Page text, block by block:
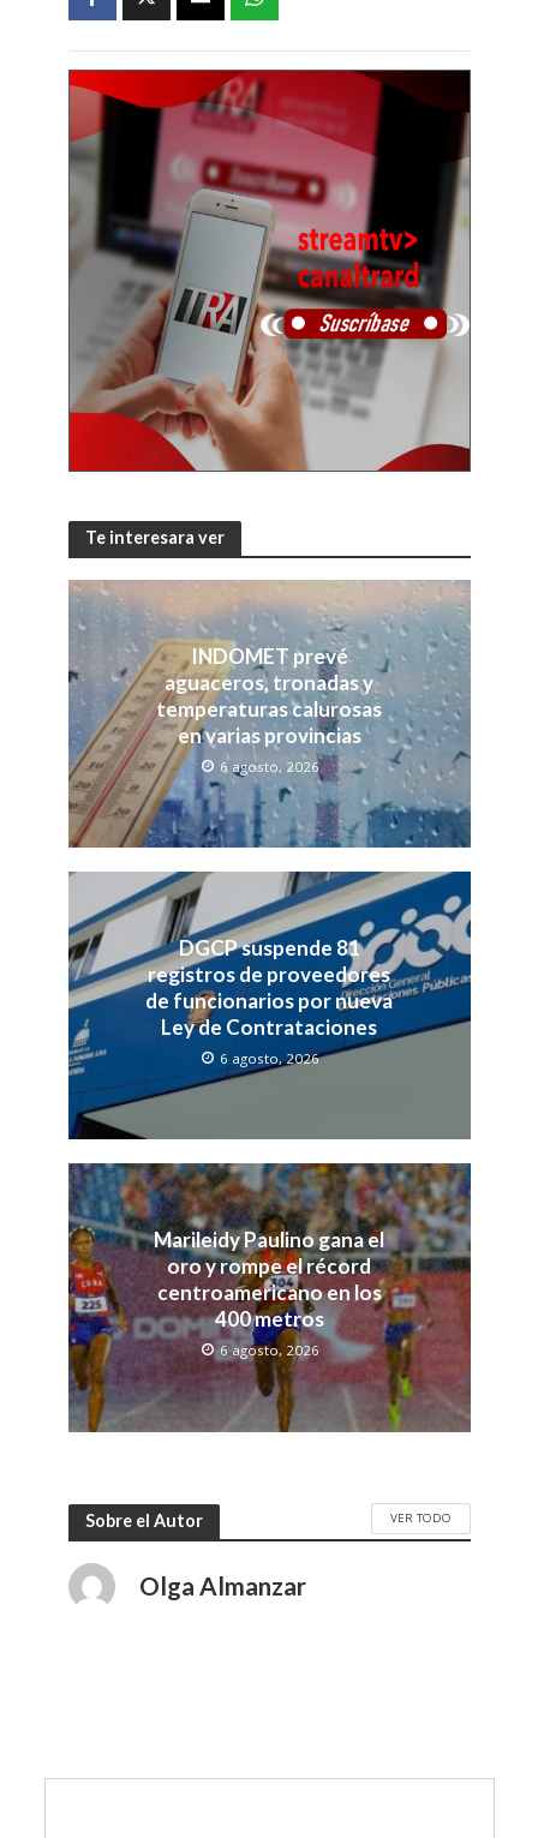
Te interesara ver
INDOMET prevé
aguaceros, tronadas y
temperaturas calurosas
en varias provincias
6 agosto, 2026
DGCP suspende 81
registros de proveedores
de funcionarios por nueva
Ley de Contrataciones
6 agosto, 2026
Marileidy Paulino gana el
oro y rompe el récord
centroamericano en los
400 metros
6 agosto, 2026
Sobre el Autor VER TODO
Olga Almanzar